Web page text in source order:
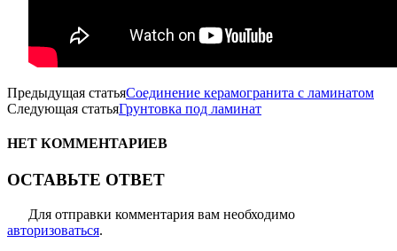
Предыдущая статьяСоединение керамогранита с ламинатом
Следующая статьяГрунтовка под ламинат
НЕТ КОММЕНТАРИЕВ
ОСТАВЬТЕ ОТВЕТ
Для отправки комментария вам необходимо
авторизоваться.